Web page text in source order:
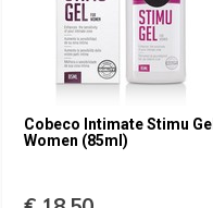
Cobeco Intimate Stimu Gel
Women (85ml)